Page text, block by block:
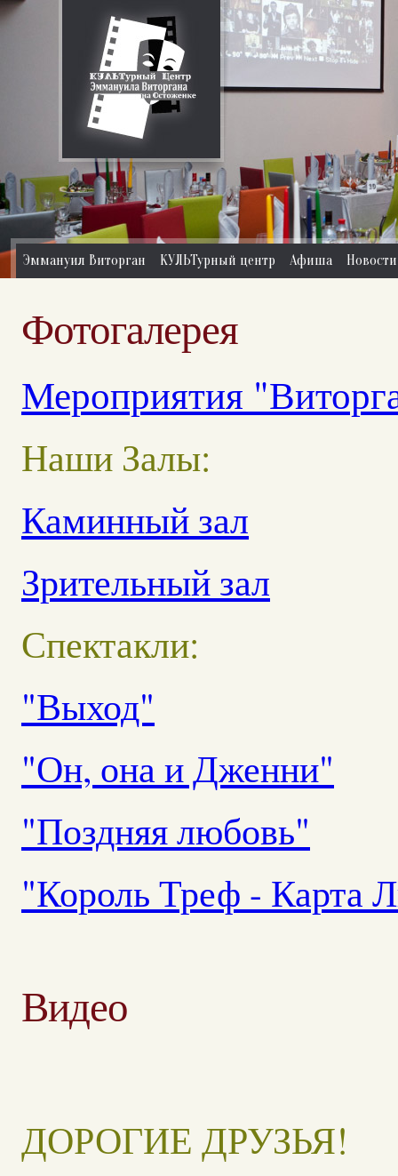
Эммануил Виторган КУЛЬТурный центр Афиша Новости
Фотогалерея
Мероприятия
Наши Залы:
Каминный зал
Зрительный зал
Спектакли:
"Выход"
"Он, она и Дженни"
"Поздняя любовь"
"Король Треф - Карта
Видео
ДОРОГИЕ ДРУЗЬЯ!